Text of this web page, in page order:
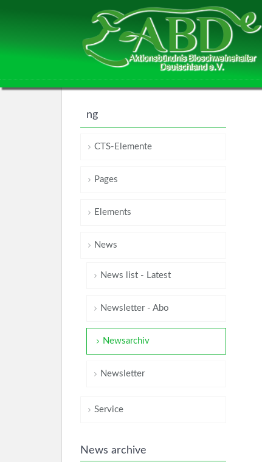
ng
CTS-Elemente
Pages
Elements
News
News list - Latest
Newsletter - Abo
Newsarchiv
Newsletter
Service
News archive